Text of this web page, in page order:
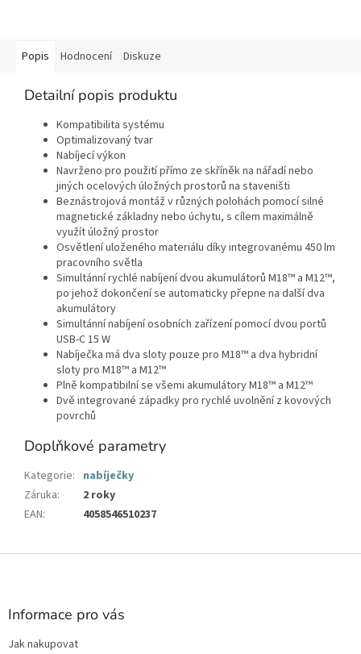
Popis Hodnocení Diskuze
Detailní popis produktu
Kompatibilita systému
Optimalizovaný tvar
Nabíjecí výkon
Navrženo pro použití přímo ze skříněk na nářadí nebo
jiných ocelových úložných prostorů na staveništi
Beznástrojová montáž v různých polohách pomocí silné
magnetické základny nebo úchytu, s cílem maximálně
využít úložný prostor
Osvětlení uloženého materiálu díky integrovanému 450 lm
pracovního světla
Simultánní rychlé nabíjení dvou akumulátorů M18™ a M12™,
po jehož dokončení se automaticky přepne na další dva
akumulátory
Simultánní nabíjení osobních zařízení pomocí dvou portů
USB-C 15 W
Nabíječka má dva sloty pouze pro M18™ a dva hybridní
sloty pro M18™ a M12™
Plně kompatibilní se všemi akumulátory M18™ a M12™
Dvě integrované západky pro rychlé uvolnění z kovových
povrchů
Doplňkové parametry
Kategorie: nabíječky
Záruka:
2 roky
EAN: 4058546510237
Z
Informace pro vás
Jak nakupovat